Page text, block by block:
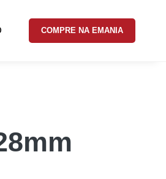
COMPRE NA EMANIA